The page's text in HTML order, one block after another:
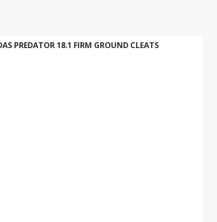
18.1 FIRM GROUND CLEATS